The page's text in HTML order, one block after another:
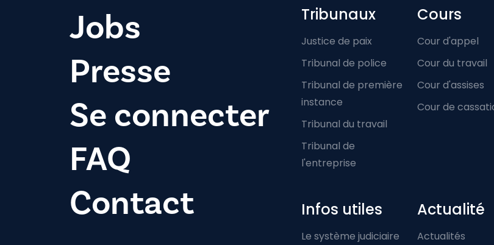
Jobs
Presse
Se connecter
FAQ
Contact
Footer-menu
Tribunaux
Justice de paix
Tribunal de police
Tribunal de première
instance
Tribunal du travail
Tribunal de
l'entreprise
Cours
Cour d'appel
Cour du travail
Cour d'assises
Cour de
Infos utiles
Le système judiciaire
Actualité
Actualités